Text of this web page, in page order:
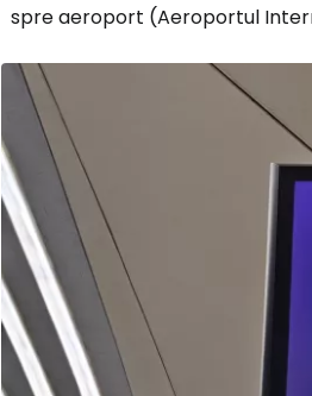
spre aeroport (Aeroportul